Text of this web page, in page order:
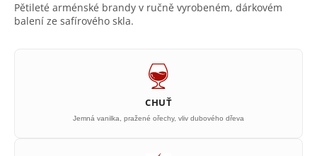
Pětileté arménské brandy v ručně vyrobeném, dárkovém
balení ze safírového skla.
CHUŤ
Jemná vanilka, pražené ořechy, vliv dubového dřeva